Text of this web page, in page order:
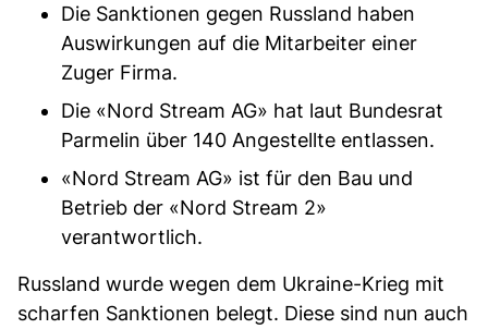
Die Sanktionen gegen Russland haben
Auswirkungen auf die Mitarbeiter einer
Zuger Firma.
Die «Nord Stream AG» hat laut Bundesrat
Parmelin über 140 Angestellte entlassen.
«Nord Stream AG» ist für den Bau und
Betrieb der «Nord Stream 2»
verantwortlich.
Russland wurde wegen dem Ukraine-Krieg mit
scharfen Sanktionen belegt. Diese sind nun auch